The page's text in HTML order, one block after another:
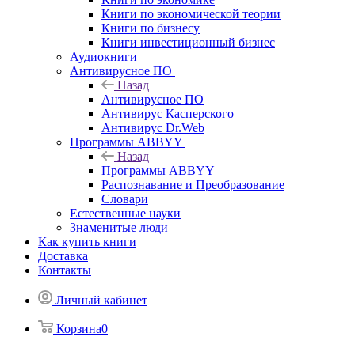
Книги по экономической теории
Книги по бизнесу
Книги инвестиционный бизнес
Аудиокниги
Антивирусное ПО
Назад
Антивирусное ПО
Антивирус Касперского
Антивирус Dr.Web
Программы ABBYY
Назад
Программы ABBYY
Распознавание и Преобразование
Словари
Естественные науки
Знаменитые люди
Как купить книги
Доставка
Контакты
Личный кабинет
Корзина0